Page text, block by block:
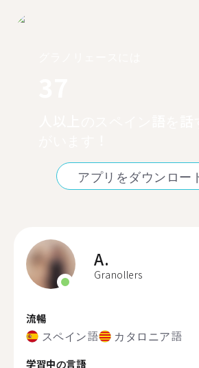
アプリをダウンロー
A.
Granollers
流暢
スペイン語 カタロニア語
学習中の言語